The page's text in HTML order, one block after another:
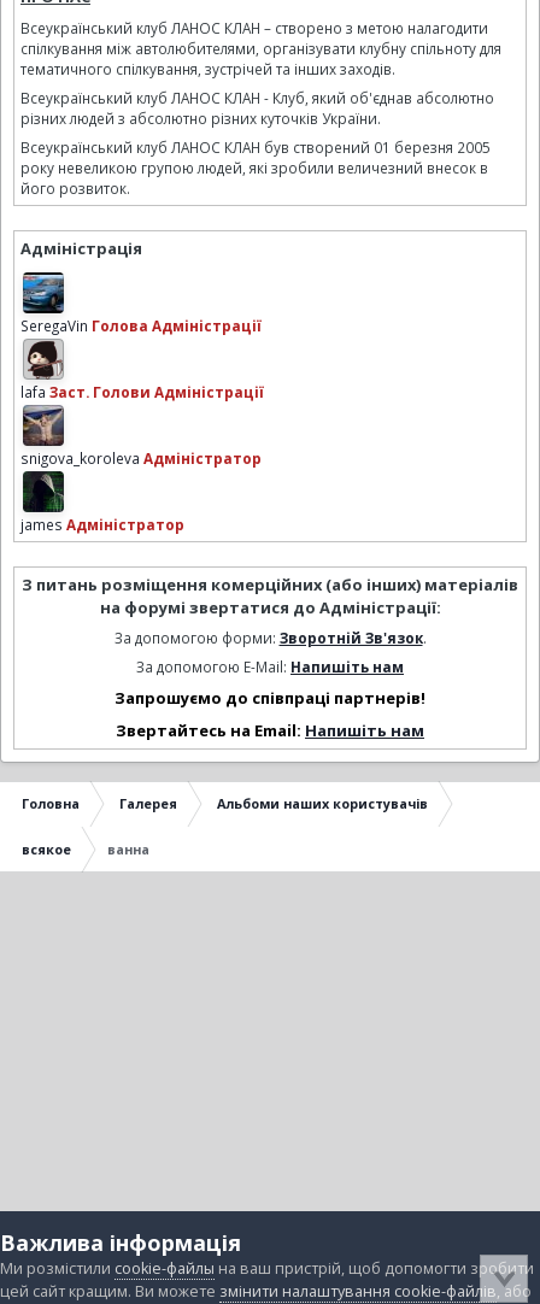
Всеукраїнський клуб ЛАНОС КЛАН – створено з метою налагодити
спілкування між автолюбителями, організувати клубну спільноту для
тематичного спілкування, зустрічей та інших заходів.
Всеукраїнський клуб ЛАНОС КЛАН - Клуб, який об'єднав абсолютно
різних людей з абсолютно різних куточків України.
Всеукраїнський клуб ЛАНОС КЛАН був створений 01 березня 2005
року невеликою групою людей, які зробили величезний внесок в
його розвиток.
Адміністрація
SeregaVin Голова Адміністрації
lafa Заст. Голови Адміністрації
snigova_koroleva Адміністратор
james Адміністратор
З питань розміщення комерційних (або інших) матеріалів
на форумі звертатися до Адміністрації:
За допомогою форми: Зворотній Зв'язок.
За допомогою E-Mail: Напишіть нам
Запрошуємо до співпраці партнерів!
Звертайтесь на Email: Напишіть нам
Головна Галерея Альбоми наших користувачів
всякое ванна
Важлива інформація
Ми розмістили cookie-файлы на ваш пристрій, щоб допомогти зробити
цей сайт кращим. Ви можете змінити налаштування cookie-файлів, або